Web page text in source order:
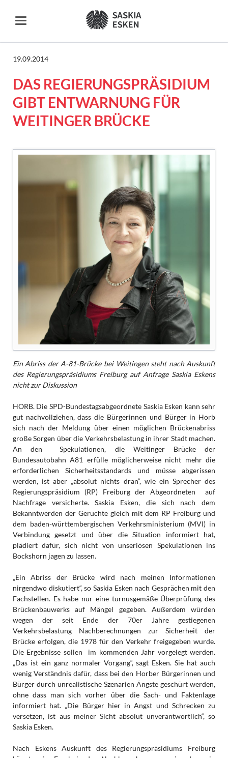
19.09.2014
DAS REGIERUNGSPRÄSIDIUM
GIBT ENTWARNUNG FÜR
WEITINGER BRÜCKE
Ein Abriss der A-81-Brücke bei Weitingen steht nach Auskunft
des Regierungspräsidiums Freiburg auf Anfrage Saskia Eskens
nicht zur Diskussion
HORB. Die SPD-Bundestagsabgeordnete Saskia Esken kann sehr
gut nachvollziehen, dass die Bürgerinnen und Bürger in Horb
sich nach der Meldung über einen möglichen Brückenabriss
große Sorgen über die Verkehrsbelastung in ihrer Stadt machen.
An den Spekulationen, die Weitinger Brücke der
Bundesautobahn A81 erfülle möglicherweise nicht mehr die
erforderlichen Sicherheitsstandards und müsse abgerissen
werden, ist aber „absolut nichts dran“, wie ein Sprecher des
Regierungspräsidium (RP) Freiburg der Abgeordneten auf
Nachfrage versicherte. Saskia Esken, die sich nach dem
Bekanntwerden der Gerüchte gleich mit dem RP Freiburg und
dem baden-württembergischen Verkehrsministerium (MVI) in
Verbindung gesetzt und über die Situation informiert hat,
plädiert dafür, sich nicht von unseriösen Spekulationen ins
Bockshorn jagen zu lassen.
„Ein Abriss der Brücke wird nach meinen Informationen
nirgendwo diskutiert“, so Saskia Esken nach Gesprächen mit den
Fachstellen. Es habe nur eine turnusgemäße Überprüfung des
Brückenbauwerks auf Mängel gegeben. Außerdem würden
wegen der seit Ende der 70er Jahre gestiegenen
Verkehrsbelastung Nachberechnungen zur Sicherheit der
Brücke erfolgen, die 1978 für den Verkehr freigegeben wurde.
Die Ergebnisse sollen im kommenden Jahr vorgelegt werden.
„Das ist ein ganz normaler Vorgang“, sagt Esken. Sie hat auch
wenig Verständnis dafür, dass bei den Horber Bürgerinnen und
Bürger durch unrealistische Szenarien Ängste geschürt werden,
ohne dass man sich vorher über die Sach- und Faktenlage
informiert hat. „Die Bürger hier in Angst und Schrecken zu
versetzen, ist aus meiner Sicht absolut unverantwortlich“, so
Saskia Esken.
Nach Eskens Auskunft des Regierungspräsidiums Freiburg